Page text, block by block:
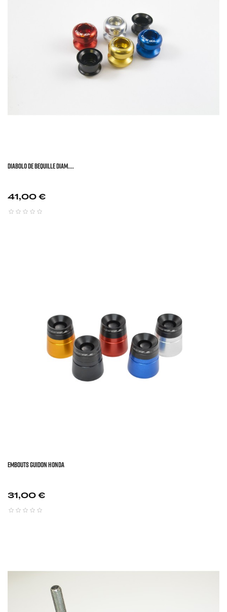
DIABOLO DE BEQUILLE DIAM....
Prix
41,00 €
EMBOUTS GUIDON HONDA
Prix
31,00 €